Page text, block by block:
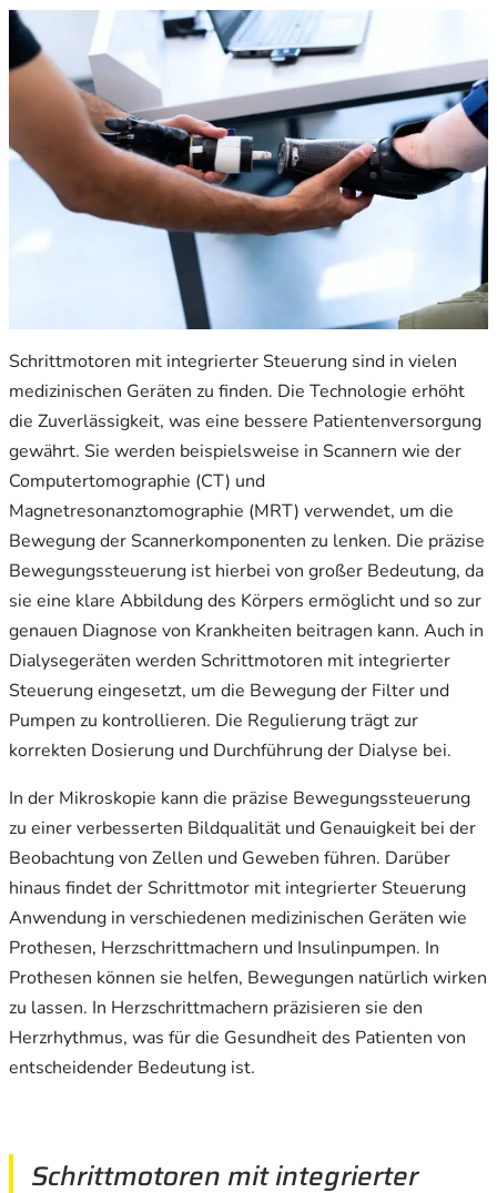
Schrittmotoren mit integrierter Steuerung sind in vielen
medizinischen Geräten zu finden. Die Technologie erhöht
die Zuverlässigkeit, was eine bessere Patientenversorgung
gewährt. Sie werden beispielsweise in Scannern wie der
Computertomographie (CT) und
Magnetresonanztomographie (MRT) verwendet, um die
Bewegung der Scannerkomponenten zu lenken. Die präzise
Bewegungssteuerung ist hierbei von großer Bedeutung, da
sie eine klare Abbildung des Körpers ermöglicht und so zur
genauen Diagnose von Krankheiten beitragen kann. Auch in
Dialysegeräten werden Schrittmotoren mit integrierter
Steuerung eingesetzt, um die Bewegung der Filter und
Pumpen zu kontrollieren. Die Regulierung trägt zur
korrekten Dosierung und Durchführung der Dialyse bei.
In der Mikroskopie kann die präzise Bewegungssteuerung
zu einer verbesserten Bildqualität und Genauigkeit bei der
Beobachtung von Zellen und Geweben führen. Darüber
hinaus findet der Schrittmotor mit integrierter Steuerung
Anwendung in verschiedenen medizinischen Geräten wie
Prothesen, Herzschrittmachern und Insulinpumpen. In
Prothesen können sie helfen, Bewegungen natürlich wirken
zu lassen. In Herzschrittmachern präzisieren sie den
Herzrhythmus, was für die Gesundheit des Patienten von
entscheidender Bedeutung ist.
Schrittmotoren mit integrierter